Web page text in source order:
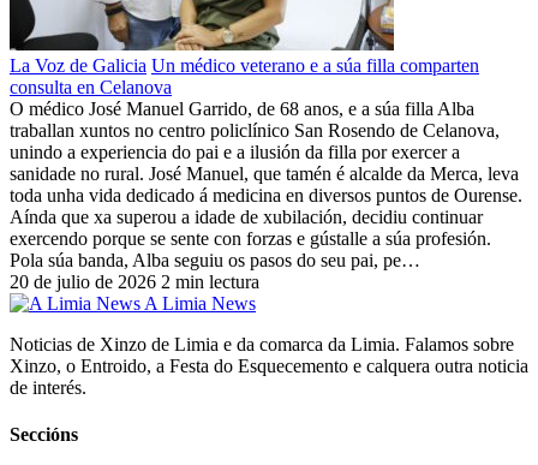
La Voz de Galicia Un médico veterano e a súa filla comparten
consulta en Celanova
O médico José Manuel Garrido, de 68 anos, e a súa filla Alba
traballan xuntos no centro policlínico San Rosendo de Celanova,
unindo a experiencia do pai e a ilusión da filla por exercer a
sanidade no rural. José Manuel, que tamén é alcalde da Merca, leva
toda unha vida dedicado á medicina en diversos puntos de Ourense.
Aínda que xa superou a idade de xubilación, decidiu continuar
exercendo porque se sente con forzas e gústalle a súa profesión.
Pola súa banda, Alba seguiu os pasos do seu pai, pe…
20 de julio de 2026 2 min lectura
A Limia News
Noticias de Xinzo de Limia e da comarca da Limia. Falamos sobre
Xinzo, o Entroido, a Festa do Esquecemento e calquera outra noticia
de interés.
Seccións